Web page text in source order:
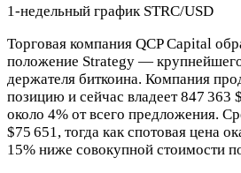
1-недельный график STRC/USD
Торговая компания QCP Capital
положение Strategy —
держателя биткоина. Компания
позицию и сейчас владеет 847 363
около 4% от всего предложения.
$75 651, тогда как спотовая цена
15% ниже совокупной стоимости